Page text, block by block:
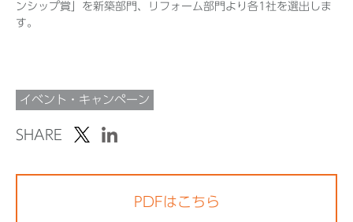
ンシップ賞」を新築部門、リフォーム部門より各1社を選出しま
す。
イベント・キャンペーン
SHARE
PDFはこちら